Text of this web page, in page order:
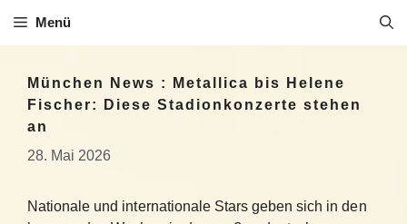
Inhalt
Menü
München News : Metallica bis Helene
Fischer: Diese Stadionkonzerte stehen
an
28. Mai 2026
Nationale und internationale Stars geben sich in den